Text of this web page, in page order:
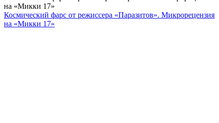
на «Микки 17»
Космический фарс от режиссера «Паразитов». Микрорецензия
на «Микки 17»